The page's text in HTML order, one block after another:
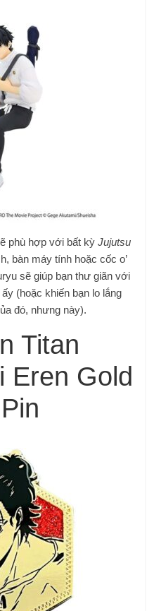
phù hợp với bất kỳJujutsu
bàn máy tính hoặc cốc o’
sẽ giúp bạn thư giãn với
(hoặc khiến bạn lo lắng
đó, nhưng này).
Titan
Eren Gold